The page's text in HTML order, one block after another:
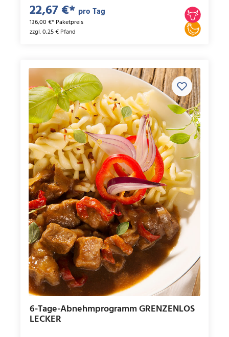
22,67 €* pro Tag
136,00 €* Paketpreis
zzgl. 0,25 € Pfand
6-Tage-Abnehmprogramm GRENZENLOS
LECKER